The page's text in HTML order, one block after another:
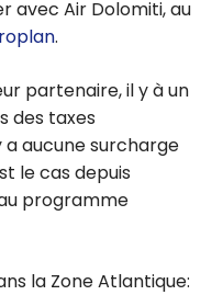
avec Air Dolomiti, au
.
partenaire, il y à un
des taxes
a aucune surcharge
le cas depuis
programme
la Zone Atlantique: